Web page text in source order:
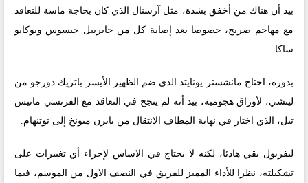
بيد أن هناك من أخفق بشدة، مثل آرسنال الذي كان بحاجة ماسة للتعاقد
مع مهاجم صريح، خصوصا بعد إصابة كل من جابرييل جيسوس وبوكايو
ساكا.
بدوره، احتاج مانشستر يونايتد الذي ضم الظهير الأيسر باتريك دورجو من
ليتشي، لأوراق هجومية، بيد أنه لم ينجح في التعاقد مع الفرنسي ماتيس
تيل، الذي اختار في نهاية المطاف الانتقال من بايرن ميونخ إلى توتنهام.
ليفربول بقي هادئا، لكنه لا يحتاج في الاساس لإجراء أي تغييرات على
تشكيلته، نظرا للأداء المميز للفريق في النصف الاول من الموسم، فيما